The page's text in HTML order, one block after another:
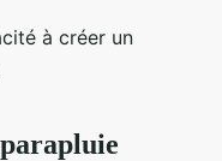
à créer un